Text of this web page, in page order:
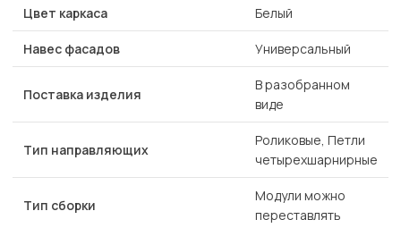
Цвет каркаса Белый
Навес фасадов Универсальный
Поставка изделия
В разобранном
виде
Тип направляющих
Роликовые, Петли
четырехшарнирные
Тип сборки
Модули можно
переставлять